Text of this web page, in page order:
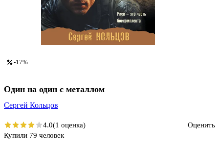
-17%
Один на один с металлом
Сергей Кольцов
4.0(1 оценка)
Оценить
Купили 79 человек